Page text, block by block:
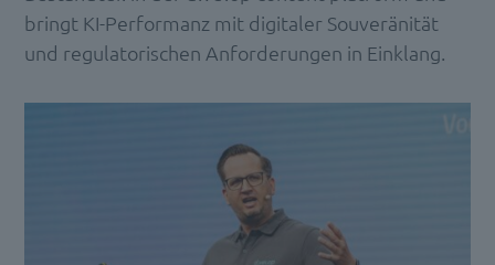
bringt KI-Performanz mit digitaler Souveränität
und regulatorischen Anforderungen in Einklang.